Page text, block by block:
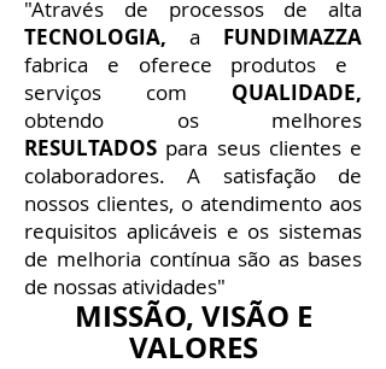
"Através de processos de alta
TECNOLOGIA, a FUNDIMAZZA
fabrica e oferece produtos e
serviços com QUALIDADE,
obtendo os melhores
RESULTADOS para seus clientes e
colaboradores. A satisfação de
nossos clientes, o atendimento aos
requisitos aplicáveis e os sistemas
de melhoria contínua são as bases
de nossas atividades"
MISSÃO, VISÃO E
VALORES